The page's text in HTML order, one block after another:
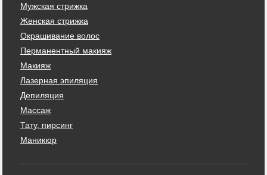
Мужская стрижка
Женская стрижка
Окрашивание волос
Перманентный макияж
Макияж
Лазерная эпиляция
Депиляция
Массаж
Тату, пирсинг
Маникюр